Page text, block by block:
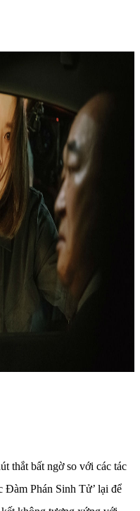
thắt bất ngờ so với các tác
Đàm Phán Sinh Tử’ lại để